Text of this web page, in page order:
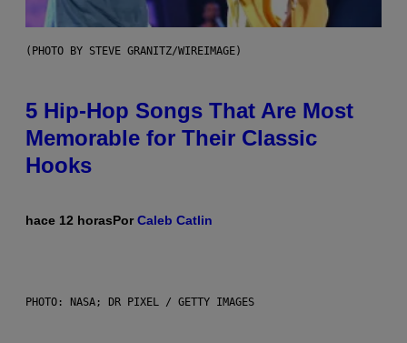
(PHOTO BY STEVE GRANITZ/WIREIMAGE)
5 Hip-Hop Songs That Are Most
Memorable for Their Classic
Hooks
hace 12 horasPorCaleb Catlin
PHOTO: NASA; DR PIXEL / GETTY IMAGES